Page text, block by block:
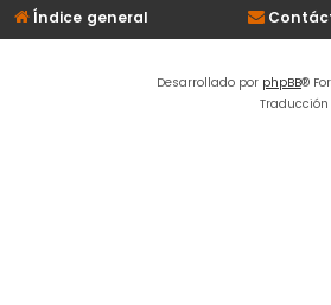
Índice general
Desarrollado por phpBB®